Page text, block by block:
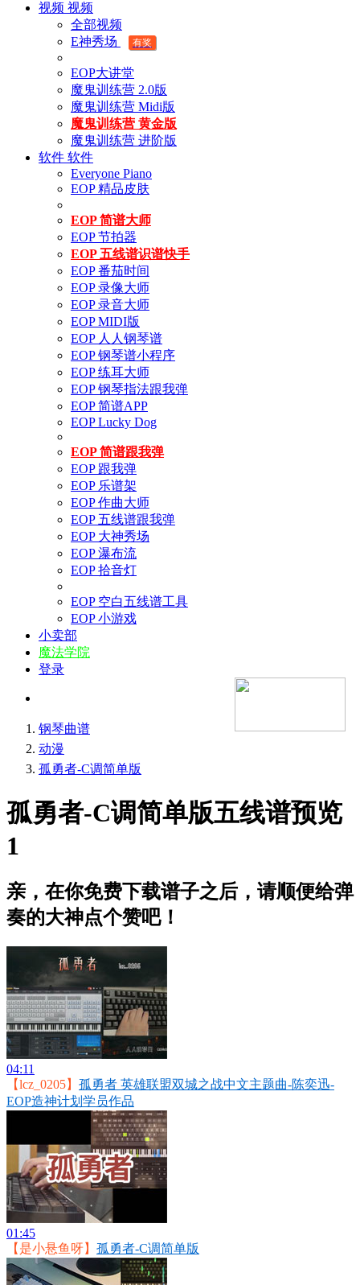
视频 视频
全部视频
E神秀场
有奖
EOP大讲堂
魔鬼训练营 2.0版
魔鬼训练营 Midi版
魔鬼训练营 黄金版
魔鬼训练营 进阶版
软件 软件
Everyone Piano
EOP 精品皮肤
EOP 简谱大师
EOP 节拍器
EOP 五线谱识谱快手
EOP 番茄时间
EOP 录像大师
EOP 录音大师
EOP MIDI版
EOP 人人钢琴谱
EOP 钢琴谱小程序
EOP 练耳大师
EOP 钢琴指法跟我弹
EOP 简谱APP
EOP Lucky Dog
EOP 简谱跟我弹
EOP 跟我弹
EOP 乐谱架
EOP 作曲大师
EOP 五线谱跟我弹
EOP 大神秀场
EOP 瀑布流
EOP 拾音灯
EOP 空白五线谱工具
EOP 小游戏
小卖部
魔法学院
登录
钢琴曲谱
动漫
孤勇者-C调简单版
孤勇者-C调简单版五线谱预览
1
亲，在你免费下载谱子之后，请顺便给弹
奏的大神点个赞吧！
04:11
【lcz_0205】 孤勇者 英雄联盟双城之战中文主题曲-陈奕迅-
EOP造神计划学员作品
01:45
【是小悬鱼呀】 孤勇者-C调简单版